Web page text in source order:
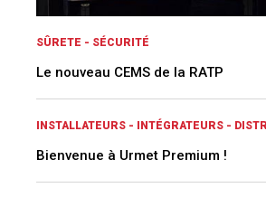
SÛRETE - SÉCURITÉ
Le nouveau CEMS de la RATP
INSTALLATEURS - INTÉGRATEURS -
Bienvenue à Urmet Premium !